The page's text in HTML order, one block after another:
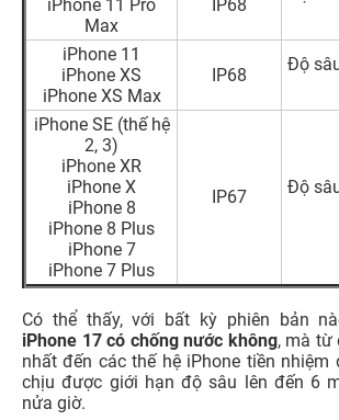
iPhone 11 Pro
Max
IP68
iPhone 11
iPhone XS
iPhone XS Max
IP68
Độ
iPhone SE (thế hệ
2, 3)
iPhone XR
iPhone X
iPhone 8
iPhone 8 Plus
iPhone 7
iPhone 7 Plus
IP67
Độ
Có thể thấy, với bất kỳ phiên bản
iPhone 17 có chống nước không, mà từ
nhất đến các thế hệ iPhone tiền nhiệm
chịu được giới hạn độ sâu lên đến 6
nửa giờ.